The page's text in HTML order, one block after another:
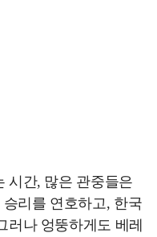
시간, 많은 관중들은
승리를 연호하고, 한국
러나 엉뚱하게도 베레